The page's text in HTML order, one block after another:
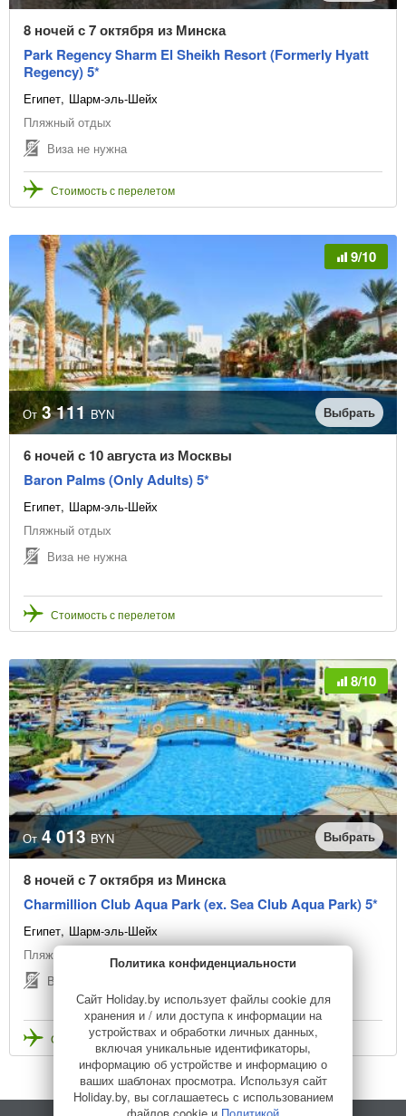
8 ночей с 7 октября из Минска
Park Regency Sharm El Sheikh Resort (Formerly Hyatt
Regency) 5*
Египет Шарм-эль-Шейх
Пляжный отдых
Виза не нужна
Стоимость с перелетом
9/10
От 3 111 BYN Выбрать
6 ночей с 10 августа из Москвы
Baron Palms (Only Adults) 5*
Египет Шарм-эль-Шейх
Пляжный отдых
Виза не нужна
Стоимость с перелетом
8/10
От 4 013 BYN Выбрать
8 ночей с 7 октября из Минска
Charmillion Club Aqua Park (ex. Sea Club Aqua Park) 5*
Египет Шарм-эль-Шейх
Пляжный отдых
Виза не нужна
Стоимость с перелетом
Политика конфиденциальности
Сайт Holiday.by использует файлы cookie для
хранения и / или доступа к информации на
устройствах и обработки личных данных,
включая уникальные идентификаторы,
информацию об устройстве и информацию о
ваших шаблонах просмотра. Используя сайт
Holiday.by, вы соглашаетесь с использованием